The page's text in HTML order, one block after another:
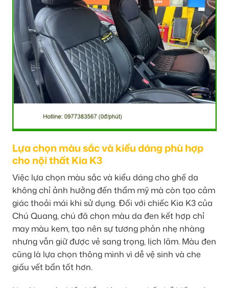
Lựa chọn màu sắc và kiểu dáng phù hợp
cho nội thất Kia K3
Việc lựa chọn màu sắc và kiểu dáng cho ghế da
không chỉ ảnh hưởng đến thẩm mỹ mà còn tạo cảm
giác thoải mái khi sử dụng. Đối với chiếc Kia K3 của
Chú Quang, chú đã chọn màu da đen kết hợp chỉ
may màu kem, tạo nên sự tương phản nhẹ nhàng
nhưng vẫn giữ được vẻ sang trọng, lịch lãm. Màu đen
cũng là lựa chọn thông minh vì dễ vệ sinh và che
giấu vết bẩn tốt hơn.